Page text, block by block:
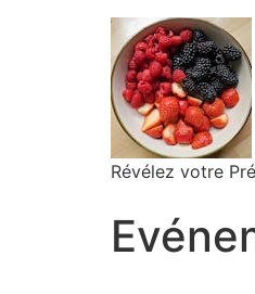
Révélez votre